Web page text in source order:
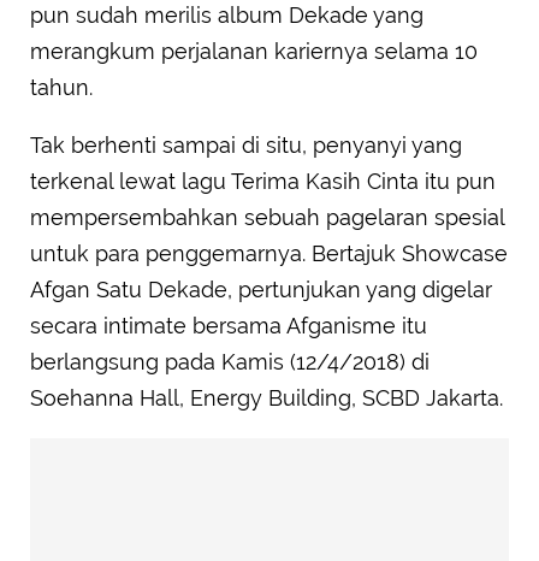
pun sudah merilis album Dekade yang
merangkum perjalanan kariernya selama 10
tahun.
Tak berhenti sampai di situ, penyanyi yang
terkenal lewat lagu Terima Kasih Cinta itu pun
mempersembahkan sebuah pagelaran spesial
untuk para penggemarnya. Bertajuk Showcase
Afgan Satu Dekade, pertunjukan yang digelar
secara intimate bersama Afganisme itu
berlangsung pada Kamis (12/4/2018) di
Soehanna Hall, Energy Building, SCBD Jakarta.